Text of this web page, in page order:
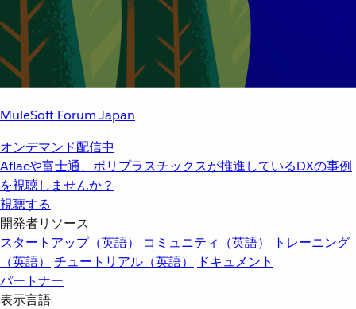
MuleSoft Forum Japan
オンデマンド配信中
Aflacや富士通、ポリプラスチックスが推進しているDXの事例
を視聴しませんか？
視聴する
開発者リソース
スタートアップ（英語）
コミュニティ（英語）
トレーニング
（英語）
チュートリアル（英語）
ドキュメント
パートナー
表示言語